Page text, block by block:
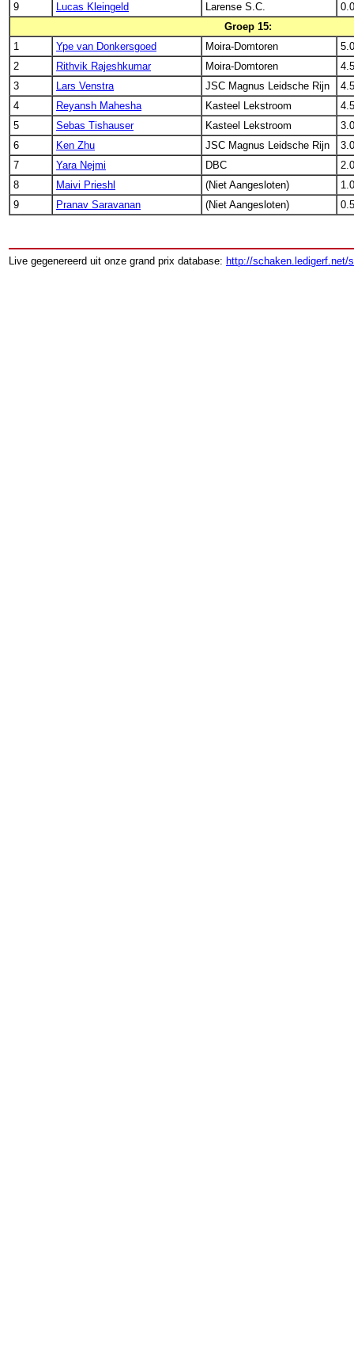
9
Lucas Kleingeld Larense S.C.
Groep 15:
1
Ype van Donkersgoed Moira-Domtoren
2
Rithvik Rajeshkumar Moira-Domtoren
3
Lars Venstra JSC Magnus Leidsche Rijn
4
Reyansh Mahesha Kasteel Lekstroom
5
Sebas Tishauser Kasteel Lekstroom
6
Ken Zhu JSC Magnus Leidsche Rijn
7
Yara Nejmi DBC
8
Maivi Prieshl (Niet Aangesloten)
9
Pranav Saravanan (Niet Aangesloten)
Live gegenereerd uit onze grand prix database: http://schaken.ledigerf.net/